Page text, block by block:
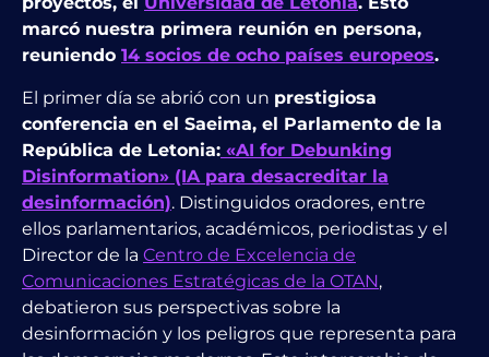
marcó nuestra primera reunión en persona,
reuniendo 14 socios de ocho países europeos.
El primer día se abrió con un prestigiosa
conferencia en el Saeima, el Parlamento de la
República de Letonia: «AI for Debunking
Disinformation» (IA para desacreditar la
desinformación). Distinguidos oradores, entre
ellos parlamentarios, académicos, periodistas y el
Director de la Centro de Excelencia de
Comunicaciones Estratégicas de la OTAN,
debatieron sus perspectivas sobre la
desinformación y los peligros que representa para